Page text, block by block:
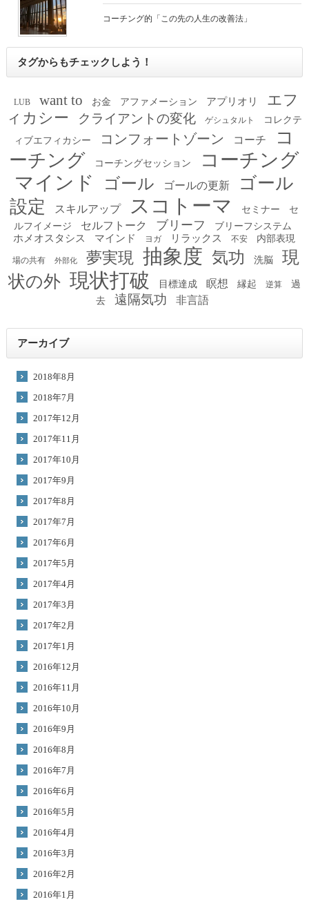
コーチング的「この先の人生の改善法」
タグからもチェックしよう！
LUB want to お金 アファメーション アプリオリ
エフ
ィカシー
クライアントの変化 ゲシュタルト
コレクテ
ィブエフィカシー
コンフォートゾーン コーチ
コ
ーチング
コーチングセッション
コーチング
マインド
ゴール ゴールの更新
ゴール
設定
スキルアップ スコトーマ セミナー
セ
ルフイメージ
セルフトーク ブリーフ ブリーフシステム
ホメオスタシス マインド ヨガ リラックス 不安 内部表現
場の共有 外部化 夢実現 抽象度 気功 洗脳
現
状の外 現状打破 目標達成 瞑想 縁起 逆算
過
去
遠隔気功 非言語
アーカイブ
2018年8月
2018年7月
2017年12月
2017年11月
2017年10月
2017年9月
2017年8月
2017年7月
2017年6月
2017年5月
2017年4月
2017年3月
2017年2月
2017年1月
2016年12月
2016年11月
2016年10月
2016年9月
2016年8月
2016年7月
2016年6月
2016年5月
2016年4月
2016年3月
2016年2月
2016年1月